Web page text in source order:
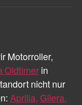
Motorroller,
Oldtimer in
nicht nur
Aprilia, Gilera,